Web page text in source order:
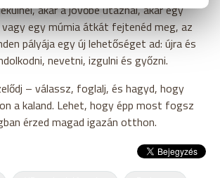
akár a jövőbe utaznál, akár egy
egy múmia átkát fejtenéd meg, az
pályája egy új lehetőséget ad: újra és
nevetni, izgulni és győzni.
– válassz, foglalj, és hagyd, hogy
a kaland. Lehet, hogy épp most fogsz
érzed magad igazán otthon.